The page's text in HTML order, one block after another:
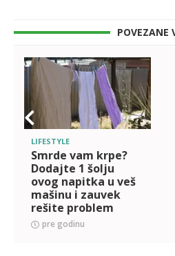
POVEZANE
LIFESTYLE
Smrde vam krpe?
Dodajte 1 šolju
ovog napitka u veš
mašinu i zauvek
rešite problem
pre godinu